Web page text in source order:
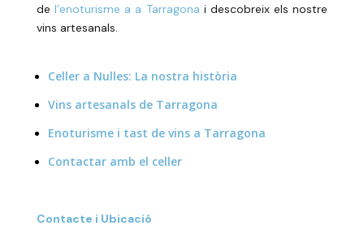
de l’enoturisme a a Tarragona i descobreix els nostre
vins artesanals.
Celler a Nulles: La nostra història
Vins artesanals de Tarragona
Enoturisme i tast de vins a Tarragona
Contactar amb el celler
Contacte i Ubicació